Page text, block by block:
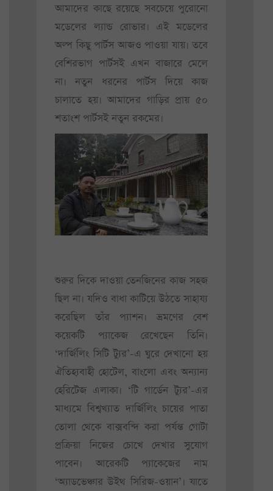
আমাদের কাছে রয়েছে সবচেয়ে পুরোনো
মডেলের ল্যান্ড রোভার। এই মডেলের
অল্প কিছু পার্টস আজও পাওয়া যায়। তবে
বেশিরভাগ পার্টসই এখন বাজারে মেলে
না। নতুন ধরনের পার্টস দিয়ে কাজ
চালাতে হয়। আমাদের গাড়ির প্রায় ৫০
শতাংশ পার্টসই নতুন রকমের।
শুরুর দিকে দাওয়া তেনজিনের কাজ সহজ
ছিল না। যদিও বাধা কাটিয়ে উঠতে সাহায্য
করেছিল তাঁর প্যাশন। ভ্রমণের বেশ
কয়েকটি প্যাকেজ রেখেছেন তিনি।
‘দার্জিলিং সিটি ট্যুর’-এ ঘুরে দেখানো হয়
ঐতিহ্যবাহী হোটেল, বাংলো এবং অন্যান্য
হেরিটেজ এলাকা। ‘টি গার্ডেন ট্যুর’-এর
মাধ্যমে বিশ্বখ্যাত দার্জিলিং চায়ের পাতা
তোলা থেকে বাক্সবন্দি করা পর্যন্ত গোটা
প্রক্রিয়া নিজের চোখে দেখার সুযোগ
পাবেন। আরেকটি প্যাকেজের নাম
‘অ্যাডভেঞ্চার উইথ সিরিজ-ওয়ান’। যাতে